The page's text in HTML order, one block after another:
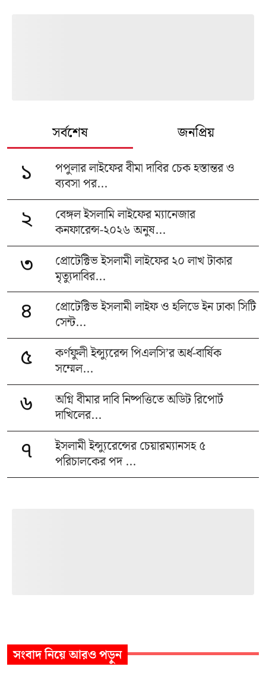
সর্বশেষ জনপ্রিয়
১
পপুলার লাইফের বীমা দাবির চেক হস্তান্তর ও
ব্যবসা পর...
২
বেঙ্গল ইসলামি লাইফের ম্যানেজার
কনফারেন্স-২০২৬ অনুষ...
৩
প্রোটেক্টিভ ইসলামী লাইফের ২০ লাখ টাকার
মৃত্যুদাবির...
৪
প্রোটেক্টিভ ইসলামী লাইফ ও হলিডে ইন ঢাকা সিটি
সেন্ট...
৫
কর্ণফুলী ইন্স্যুরেন্স পিএলসি’র অর্ধ-বার্ষিক
সম্মেল...
৬
অগ্নি বীমার দাবি নিষ্পত্তিতে অডিট রিপোর্ট
দাখিলের...
৭
ইসলামী ইন্স্যুরেন্সের চেয়ারম্যানসহ ৫
পরিচালকের পদ ...
সংবাদনিয়ে আরও পড়ুন